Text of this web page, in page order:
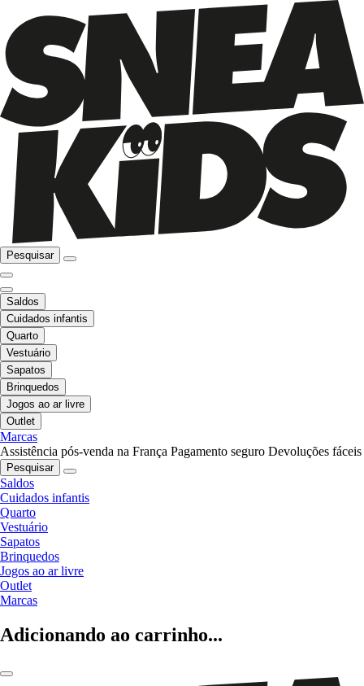
Pesquisar
Saldos
Cuidados infantis
Quarto
Vestuário
Sapatos
Brinquedos
Jogos ao ar livre
Outlet
Marcas
Assistência pós-venda na França Pagamento seguro Devoluções fáceis
Pesquisar
Saldos
Cuidados infantis
Quarto
Vestuário
Sapatos
Brinquedos
Jogos ao ar livre
Outlet
Marcas
Adicionando ao carrinho...